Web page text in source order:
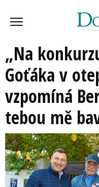
„Na
Goťáka v
vzpomíná
tebou mě